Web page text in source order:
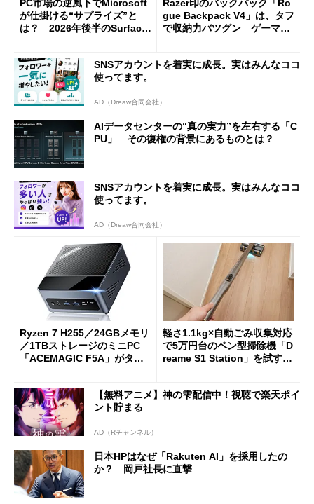
PC市場の逆風下でMicrosoft
が仕掛ける“サプライズ”と
は？ 2026年後半のSurface
Razer印のバックパック「Ro
gue Backpack V4」は、タフ
で収納力バツグン ゲーマー
SNSアカウントを着実に成長。実はみんなココ
使ってます。
AD（Dreaw合同会社）
AIデータセンターの“真の実力”を左右する「C
PU」 その復権の背景にあるものとは？
SNSアカウントを着実に成長。実はみんなココ
使ってます。
AD（Dreaw合同会社）
Ryzen 7 H255／24GBメモリ
／1TBストレージのミニPC
「ACEMAGIC F5A」がタイ
軽さ1.1kg×自動ごみ収集対応
で5万円台のペン型掃除機「D
reame S1 Station」を試す
【無料アニメ】神の雫配信中！視聴で楽天ポイ
ント貯まる
AD（Rチャンネル）
日本HPはなぜ「Rakuten AI」を採用したの
か？ 岡戸社長に直撃